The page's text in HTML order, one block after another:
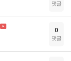
댓글
0
댓글